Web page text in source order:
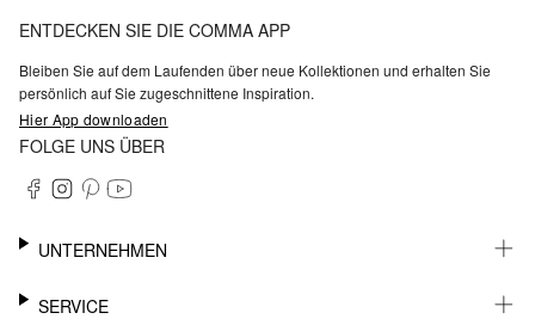
ENTDECKEN SIE DIE COMMA APP
Bleiben Sie auf dem Laufenden über neue Kollektionen und erhalten Sie
persönlich auf Sie zugeschnittene Inspiration.
Hier App downloaden
FOLGE UNS ÜBER
UNTERNEHMEN
KARRIERE
SERVICE